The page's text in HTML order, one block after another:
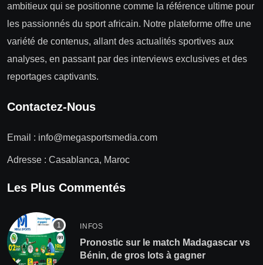
ambitieux qui se positionne comme la référence ultime pour
les passionnés du sport africain. Notre plateforme offre une
variété de contenus, allant des actualités sportives aux
analyses, en passant par des interviews exclusives et des
reportages captivants.
Contactez-Nous
Email : info@megasportsmedia.com
Adresse : Casablanca, Maroc
Les Plus Commentés
INFOS
Pronostic sur le match Madagascar vs
Bénin, de gros lots à gagner